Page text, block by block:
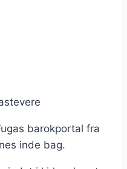
barokportal fra
inde bag.